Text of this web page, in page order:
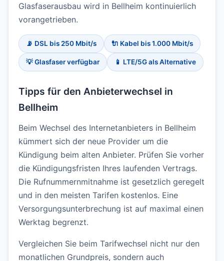
Glasfaserausbau wird in Bellheim kontinuierlich
vorangetrieben.
📡 DSL bis 250 Mbit/s 🔌 Kabel bis 1.000 Mbit/s
💡 Glasfaser verfügbar 📱 LTE/5G als Alternative
Tipps für den Anbieterwechsel in
Bellheim
Beim Wechsel des Internetanbieters in Bellheim
kümmert sich der neue Provider um die
Kündigung beim alten Anbieter. Prüfen Sie vorher
die Kündigungsfristen Ihres laufenden Vertrags.
Die Rufnummernmitnahme ist gesetzlich geregelt
und in den meisten Tarifen kostenlos. Eine
Versorgungsunterbrechung ist auf maximal einen
Werktag begrenzt.
Vergleichen Sie beim Tarifwechsel nicht nur den
monatlichen Grundpreis, sondern auch